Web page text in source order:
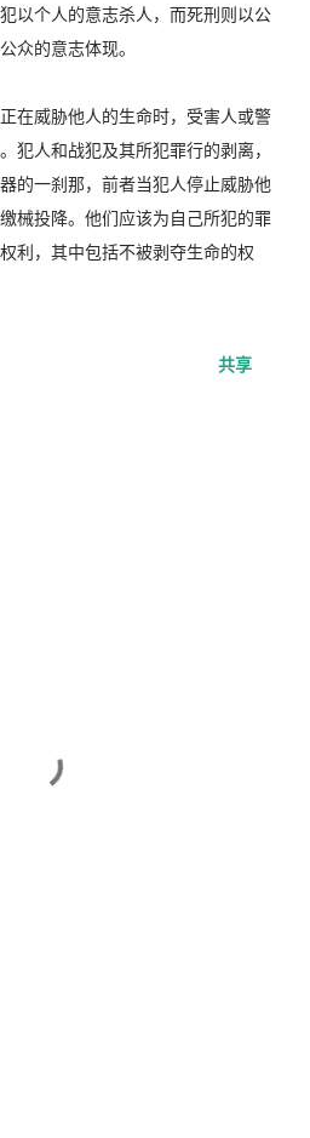
以个人的意志杀人，而死刑则以公
众的意志体现。
在威胁他人的生命时，受害人或警
犯人和战犯及其所犯罪行的剥离，
的一刹那，前者当犯人停止威胁他
械投降。他们应该为自己所犯的罪
利，其中包括不被剥夺生命的权
共享